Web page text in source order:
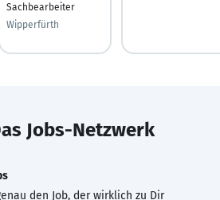
Sachbearbeiter
Wipperfürth
Jobs-Netzwerk
den Job, der wirklich zu Dir